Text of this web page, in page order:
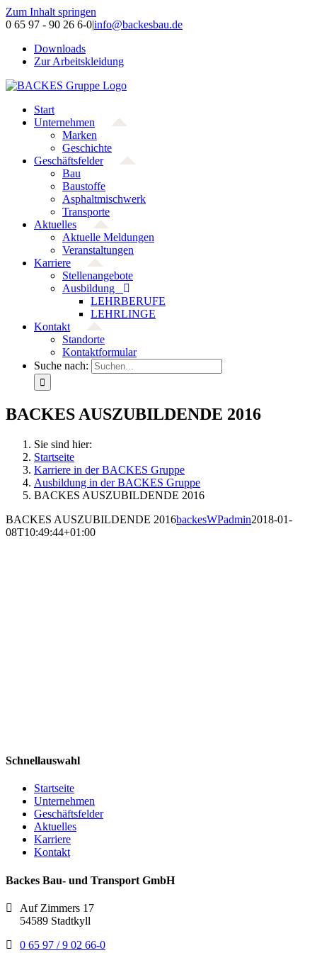
Zum Inhalt springen
0 65 97 - 90 26 6-0|info@backesbau.de
Downloads
Zur Arbeitskleidung
Start
Unternehmen
Marken
Geschichte
Geschäftsfelder
Bau
Baustoffe
Asphaltmischwerk
Transporte
Aktuelles
Aktuelle Meldungen
Veranstaltungen
Karriere
Stellenangebote
Ausbildung
LEHRBERUFE
LEHRLINGE
Kontakt
Standorte
Kontaktformular
Suche nach:
BACKES AUSZUBILDENDE 2016
Sie sind hier:
Startseite
Karriere in der BACKES Gruppe
Ausbildung in der BACKES Gruppe
BACKES AUSZUBILDENDE 2016
BACKES AUSZUBILDENDE 2016backesWPadmin2018-01-
08T10:49:44+01:00
Schnellauswahl
Startseite
Unternehmen
Geschäftsfelder
Aktuelles
Karriere
Kontakt
Backes Bau- und Transport GmbH
Auf Zimmers 17
54589 Stadtkyll
0 65 97 / 9 02 66-0